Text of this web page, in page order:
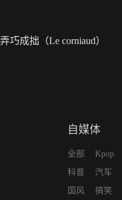
弄巧成拙（Le corniaud）
自媒体
全部
科普
国风
Kpop
汽车
搞笑